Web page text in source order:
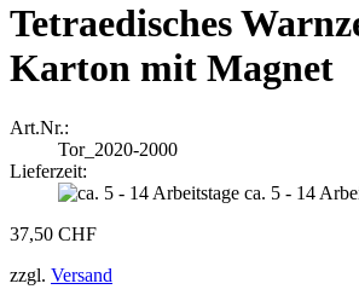
Tetraedisches
Karton mit Magnet
Art.Nr.:
Tor_2020-2000
Lieferzeit:
ca. 5 - 14
37,50 CHF
zzgl. Versand